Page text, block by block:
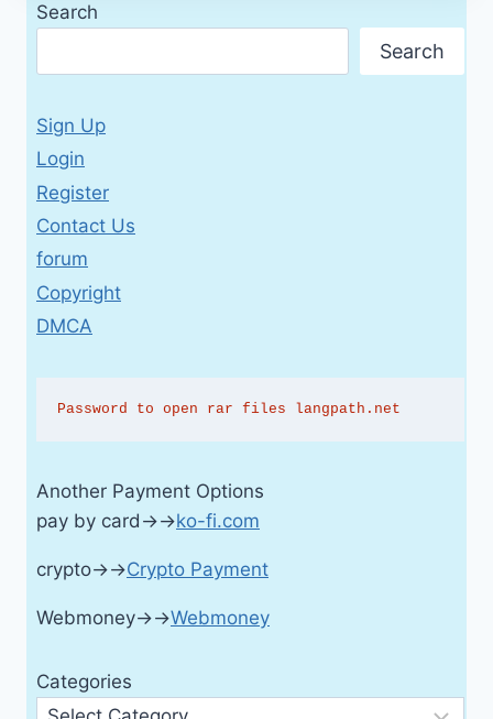
Search
Search
Sign Up
Login
Register
Contact Us
forum
Copyright
DMCA
Password to open rar files langpath.net
Another Payment Options
pay by card→→ko-fi.com
crypto→→Crypto Payment
Webmoney→→Webmoney
Categories